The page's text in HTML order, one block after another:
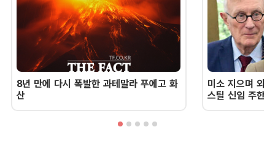
8년 만에 다시 폭발한 과테말라 푸에고 화
산
미소 지으며 외
스틸 신임 주한